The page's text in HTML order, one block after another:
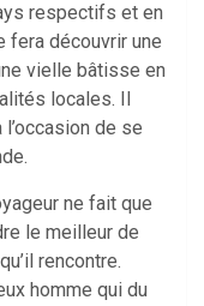
respectifs et en
fera découvrir une
vielle bâtisse en
locales. Il
de se
ne fait que
le meilleur de
rencontre.
homme qui du